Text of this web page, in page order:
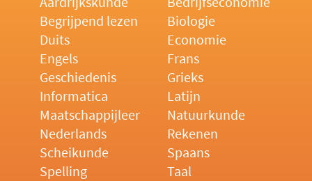
Begrijpend lezen
Biologie
Duits
Economie
Engels
Frans
Geschiedenis
Grieks
Informatica
Latijn
Maatschappijleer
Natuurkunde
Nederlands
Rekenen
Scheikunde
Spaans
Spelling
Taal